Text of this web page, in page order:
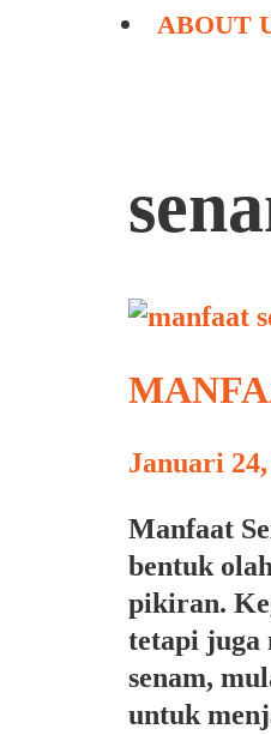
ABOUT
Januari 24,
Manfaat
bentuk
pikiran.
tetapi juga
senam,
untuk